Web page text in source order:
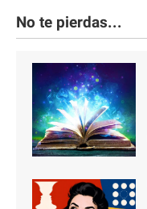
No te pierdas...